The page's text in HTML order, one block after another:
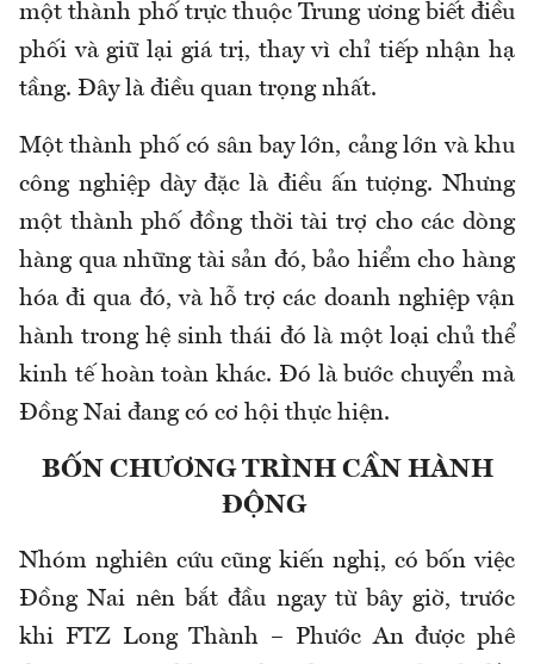
một thành phố trực thuộc Trung ương biết điều
phối và giữ lại giá trị, thay vì chỉ tiếp nhận hạ
tầng. Đây là điều quan trọng nhất.
Một thành phố có sân bay lớn, cảng lớn và khu
công nghiệp dày đặc là điều ấn tượng. Nhưng
một thành phố đồng thời tài trợ cho các dòng
hàng qua những tài sản đó, bảo hiểm cho hàng
hóa đi qua đó, và hỗ trợ các doanh nghiệp vận
hành trong hệ sinh thái đó là một loại chủ thể
kinh tế hoàn toàn khác. Đó là bước chuyển mà
Đồng Nai đang có cơ hội thực hiện.
BỐN CHƯƠNG TRÌNH CẦN HÀNH
ĐỘNG
Nhóm nghiên cứu cũng kiến nghị, có bốn việc
Đồng Nai nên bắt đầu ngay từ bây giờ, trước
khi FTZLong Thành – Phước Anđược phê